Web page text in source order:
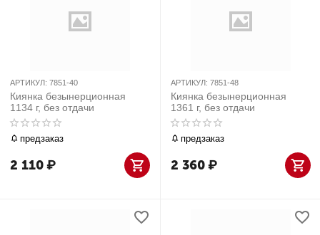
АРТИКУЛ: 7851-40
Киянка безынерционная
1134 г, без отдачи
предзаказ
2 110₽
АРТИКУЛ: 7851-48
Киянка безынерционная
1361 г, без отдачи
предзаказ
2 360₽